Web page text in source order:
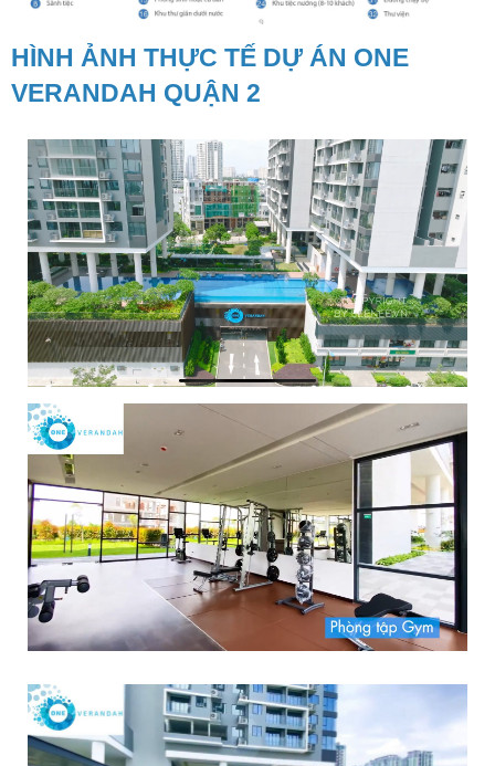
HÌNH ẢNH THỰC TẾ DỰ ÁN ONE
VERANDAH QUẬN 2